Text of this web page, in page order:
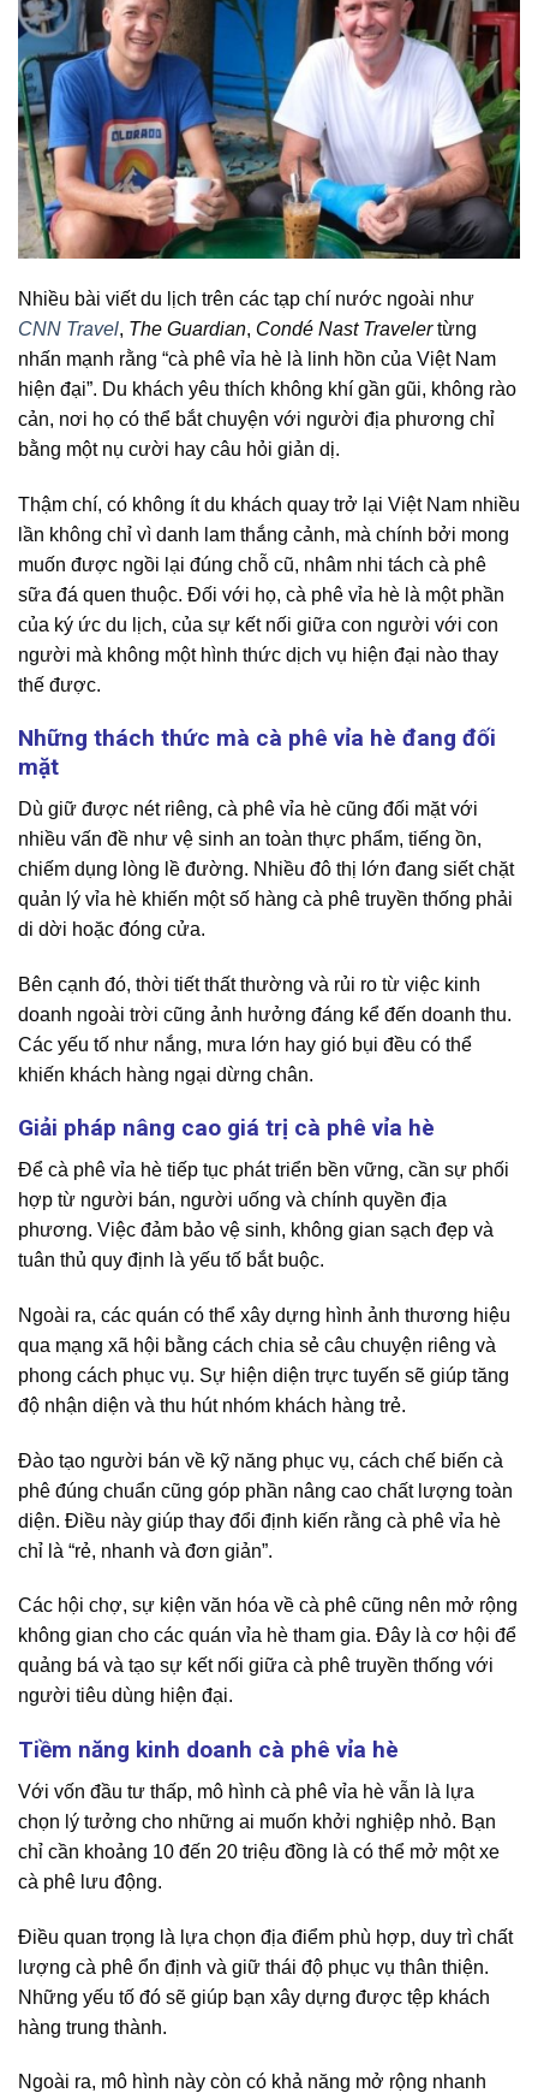
Nhiều bài viết du lịch trên các tạp chí nước ngoài như
CNN Travel, The Guardian, Condé Nast Travelertừng
nhấn mạnh rằng “cà phê vỉa hè là linh hồn của Việt Nam
hiện đại”. Du khách yêu thích không khí gần gũi, không rào
cản, nơi họ có thể bắt chuyện với người địa phương chỉ
bằng một nụ cười hay câu hỏi giản dị.
Thậm chí, có không ít du khách quay trở lại Việt Nam nhiều
lần không chỉ vì danh lam thắng cảnh, mà chính bởi mong
muốn được ngồi lại đúng chỗ cũ, nhâm nhi tách cà phê
sữa đá quen thuộc. Đối với họ, cà phê vỉa hè là một phần
của ký ức du lịch, của sự kết nối giữa con người với con
người mà không một hình thức dịch vụ hiện đại nào thay
thế được.
Những thách thức mà cà phê vỉa hè đang đối
mặt
Dù giữ được nét riêng, cà phê vỉa hè cũng đối mặt với
nhiều vấn đề như vệ sinh an toàn thực phẩm, tiếng ồn,
chiếm dụng lòng lề đường. Nhiều đô thị lớn đang siết chặt
quản lý vỉa hè khiến một số hàng cà phê truyền thống phải
di dời hoặc đóng cửa.
Bên cạnh đó, thời tiết thất thường và rủi ro từ việc kinh
doanh ngoài trời cũng ảnh hưởng đáng kể đến doanh thu.
Các yếu tố như nắng, mưa lớn hay gió bụi đều có thể
khiến khách hàng ngại dừng chân.
Giải pháp nâng cao giá trị cà phê vỉa hè
Để cà phê vỉa hè tiếp tục phát triển bền vững, cần sự phối
hợp từ người bán, người uống và chính quyền địa
phương. Việc đảm bảo vệ sinh, không gian sạch đẹp và
tuân thủ quy định là yếu tố bắt buộc.
Ngoài ra, các quán có thể xây dựng hình ảnh thương hiệu
qua mạng xã hội bằng cách chia sẻ câu chuyện riêng và
phong cách phục vụ. Sự hiện diện trực tuyến sẽ giúp tăng
độ nhận diện và thu hút nhóm khách hàng trẻ.
Đào tạo người bán về kỹ năng phục vụ, cách chế biến cà
phê đúng chuẩn cũng góp phần nâng cao chất lượng toàn
diện. Điều này giúp thay đổi định kiến rằng cà phê vỉa hè
chỉ là “rẻ, nhanh và đơn giản”.
Các hội chợ, sự kiện văn hóa về cà phê cũng nên mở rộng
không gian cho các quán vỉa hè tham gia. Đây là cơ hội để
quảng bá và tạo sự kết nối giữa cà phê truyền thống với
người tiêu dùng hiện đại.
Tiềm năng kinh doanh cà phê vỉa hè
Với vốn đầu tư thấp, mô hình cà phê vỉa hè vẫn là lựa
chọn lý tưởng cho những ai muốn khởi nghiệp nhỏ. Bạn
chỉ cần khoảng 10 đến 20 triệu đồng là có thể mở một xe
cà phê lưu động.
Điều quan trọng là lựa chọn địa điểm phù hợp, duy trì chất
lượng cà phê ổn định và giữ thái độ phục vụ thân thiện.
Những yếu tố đó sẽ giúp bạn xây dựng được tệp khách
hàng trung thành.
Ngoài ra, mô hình này còn có khả năng mở rộng nhanh